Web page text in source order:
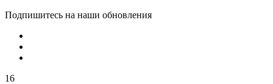
Подпишитесь на наши обновления
16